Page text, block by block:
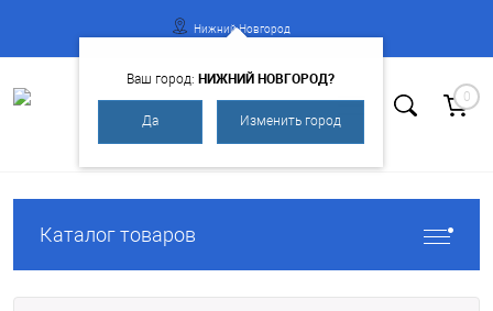
Нижний Новгород
Ваш город: НИЖНИЙ НОВГОРОД?
Да Изменить город
0
Каталог товаров